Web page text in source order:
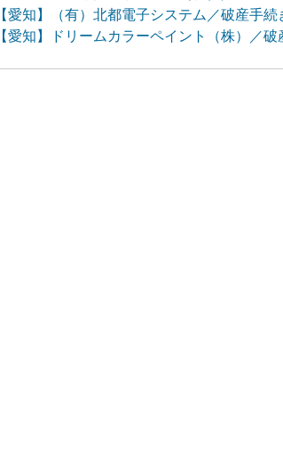
【愛知】（有）北都電子システム／破産手
【愛知】ドリームカラーペイント（株）／